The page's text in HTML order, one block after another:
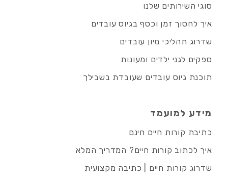
סוגי השירותים שלנו
איך לחסוך זמן וכסף בגיוס עובדים
שדרוג תהליכי מיון עובדים
ספקים לגני ילדים ומעונות
תוכנת גיוס עובדים שעובדת בשבילך
מידע למועמד
כתיבת קורות חיים חינם
איך לכתוב קורות חיים? המדריך המלא
שדרוג קורות חיים | כתיבה מקצועית